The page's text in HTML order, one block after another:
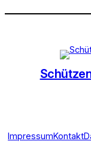
ImpressumKontakt